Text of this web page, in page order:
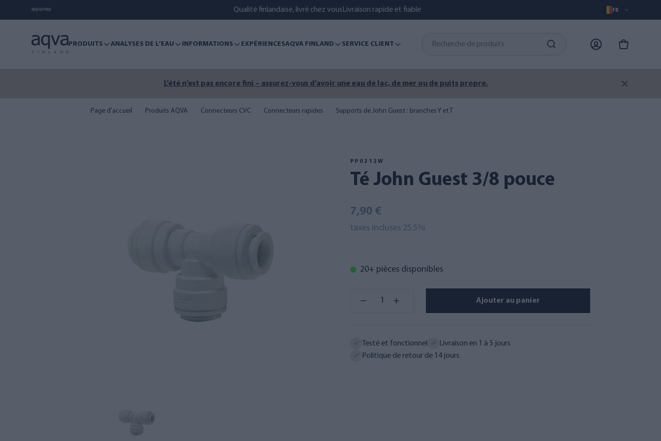
Qualité finlandaise, livré chez vous Livraison rapide et fiable FR
PRODUITS ANALYSES DE L’EAU INFORMATIONS EXPÉRIENCESAQVA FINLAND SERVICE CLIENT
L’été n’est pas encore fini – assurez-vous d’avoir une eau de lac, de mer ou de puits propre.
Page d'accueil Produits AQVA Connecteurs CVC Connecteurs rapides Supports de John Guest : branches Y et T
PP0212W
Té John Guest 3/8 pouce
7,90 €
taxes incluses 25.5%
20+ pièces disponibles
Ajouter au panier
Testé et fonctionnel
Livraison en 1 à 5 jours
Politique de retour de 14 jours